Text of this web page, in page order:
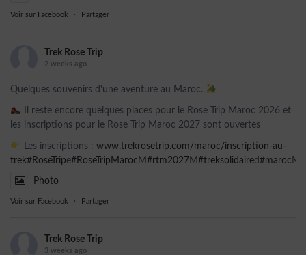
Voir sur Facebook · Partager
Trek Rose Trip
2 weeks ago
Quelques souvenirs d'une aventure au Maroc.
Il reste encore quelques places pour le Rose Trip Maroc 2026 et
les inscriptions pour le Rose Trip Maroc 2027 sont ouvertes
Les inscriptions : www.trekrosetrip.com/maroc/inscription-au-
trek#RoseTripe#RoseTripMaroc M#rtm2027 M#treksolidaired #maroc
Photo
Voir sur Facebook · Partager
Trek Rose Trip
3 weeks ago